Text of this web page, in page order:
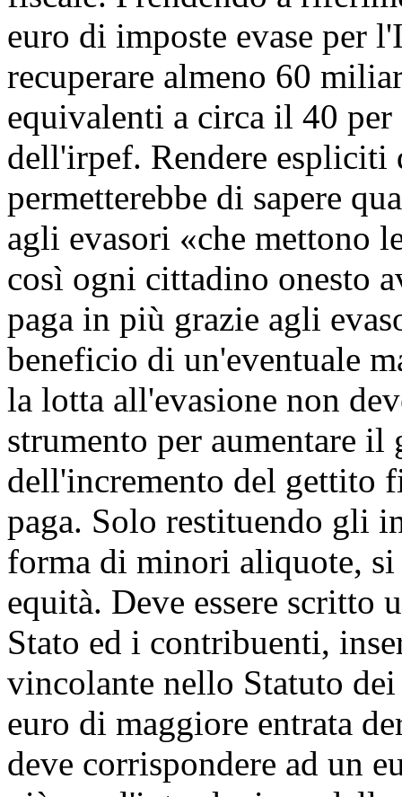
euro di imposte evase per
recuperare almeno 60
equivalenti a circa il 40
dell'irpef. Rendere espliciti
permetterebbe di sapere
agli evasori «che mettono
così ogni cittadino onesto
paga in più grazie agli
beneficio di un'eventuale
la lotta all'evasione non
strumento per aumentare
dell'incremento del gettito
paga. Solo restituendo gli
forma di minori aliquote, si
equità. Deve essere scritto
Stato ed i contribuenti,
vincolante nello Statuto
euro di maggiore entrata
deve corrispondere ad un